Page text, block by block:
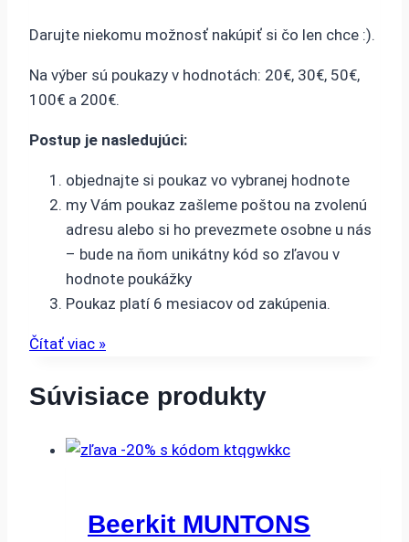
Darujte niekomu možnosť nakúpiť si čo len chce :).
Na výber sú poukazy v hodnotách: 20€, 30€, 50€,
100€ a 200€.
Postup je nasledujúci:
objednajte si poukaz vo vybranej hodnote
my Vám poukaz zašleme poštou na zvolenú
adresu alebo si ho prevezmete osobne u nás
– bude na ňom unikátny kód so zľavou v
hodnote poukážky
Poukaz platí 6 mesiacov od zakúpenia.
Čítať viac »
Súvisiace produkty
Beerkit MUNTONS